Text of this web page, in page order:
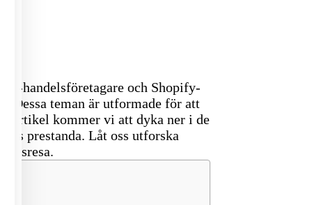
e-handelsföretagare och Shopify-
Dessa teman är utformade för att
artikel kommer vi att dyka ner i de
prestanda. Låt oss utforska